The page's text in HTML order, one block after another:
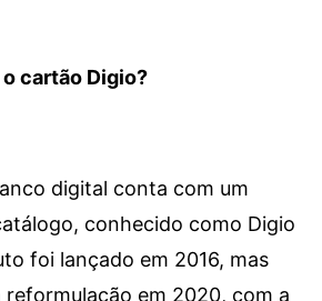
cartão Digio?
digital conta com um
conhecido como Digio
foi lançado em 2016, mas
reformulação em 2020, com a